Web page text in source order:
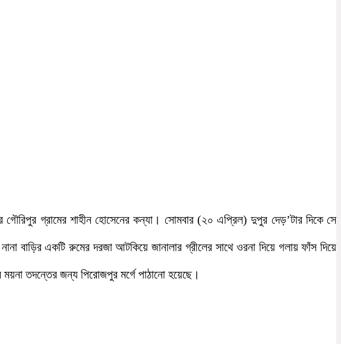
গ্রামের শাহীন হোসেনের কন্যা। সোমবার (২০ এপ্রিল) দুপুর দেড়’টার দিকে সে
বাড়ির একটি রুমের দরজা আটকিয়ে জানালার গ্রীলের সাথে ওরনা দিয়ে গলায় ফাঁস দিয়ে
ময়না তদন্তের জন্য পিরোজপুর মর্গে পাঠানো হয়েছে।